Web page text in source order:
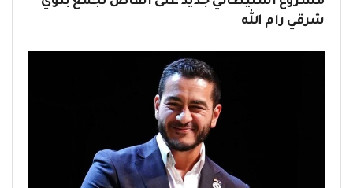
شرقي رام الله